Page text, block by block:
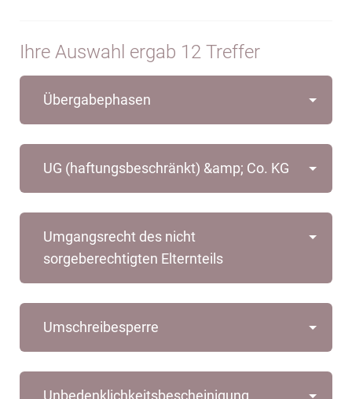
Ihre Auswahl ergab 12 Treffer
Übergabephasen
UG (haftungsbeschränkt) &amp; Co. KG
Umgangsrecht des nicht
sorgeberechtigten Elternteils
Umschreibesperre